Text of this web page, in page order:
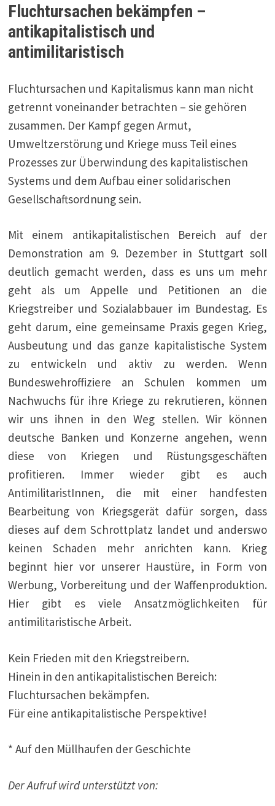
Fluchtursachen bekämpfen –
antikapitalistisch und
antimilitaristisch
Fluchtursachen und Kapitalismus kann man nicht
getrennt voneinander betrachten – sie gehören
zusammen. Der Kampf gegen Armut,
Umweltzerstörung und Kriege muss Teil eines
Prozesses zur Überwindung des kapitalistischen
Systems und dem Aufbau einer solidarischen
Gesellschaftsordnung sein.
Mit einem antikapitalistischen Bereich auf der
Demonstration am 9. Dezember in Stuttgart soll
deutlich gemacht werden, dass es uns um mehr
geht als um Appelle und Petitionen an die
Kriegstreiber und Sozialabbauer im Bundestag. Es
geht darum, eine gemeinsame Praxis gegen Krieg,
Ausbeutung und das ganze kapitalistische System
zu entwickeln und aktiv zu werden. Wenn
Bundeswehroffiziere an Schulen kommen um
Nachwuchs für ihre Kriege zu rekrutieren, können
wir uns ihnen in den Weg stellen. Wir können
deutsche Banken und Konzerne angehen, wenn
diese von Kriegen und Rüstungsgeschäften
profitieren. Immer wieder gibt es auch
AntimilitaristInnen, die mit einer handfesten
Bearbeitung von Kriegsgerät dafür sorgen, dass
dieses auf dem Schrottplatz landet und anderswo
keinen Schaden mehr anrichten kann. Krieg
beginnt hier vor unserer Haustüre, in Form von
Werbung, Vorbereitung und der Waffenproduktion.
Hier gibt es viele Ansatzmöglichkeiten für
antimilitaristische Arbeit.
Kein Frieden mit den Kriegstreibern.
Hinein in den antikapitalistischen Bereich:
Fluchtursachen bekämpfen.
Für eine antikapitalistische Perspektive!
* Auf den Müllhaufen der Geschichte
Der Aufruf wird unterstützt von: